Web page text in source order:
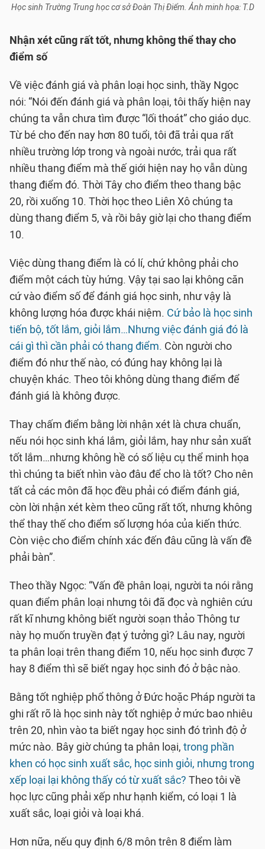
Học sinh Trường Trung học cơ sở Đoàn Thị Điểm. Ảnh minh họa: T.D
Nhận xét cũng rất tốt, nhưng không thể thay cho
điểm số
Về việc đánh giá và phân loại học sinh, thầy Ngọc
nói: “Nói đến đánh giá và phân loại, tôi thấy hiện nay
chúng ta vẫn chưa tìm được “lối thoát” cho giáo dục.
Từ bé cho đến nay hơn 80 tuổi, tôi đã trải qua rất
nhiều trường lớp trong và ngoài nước, trải qua rất
nhiều thang điểm mà thế giới hiện nay họ vẫn dùng
thang điểm đó. Thời Tây cho điểm theo thang bậc
20, rồi xuống 10. Thời học theo Liên Xô chúng ta
dùng thang điểm 5, và rồi bây giờ lại cho thang điểm
10.
Việc dùng thang điểm là có lí, chứ không phải cho
điểm một cách tùy hứng. Vậy tại sao lại không căn
cứ vào điểm số để đánh giá học sinh, như vậy là
không lượng hóa được khái niệm. Cứ bảo là học sinh
tiến bộ, tốt lắm, giỏi lắm…Nhưng việc đánh giá đó là
cái gì thì cần phải có thang điểm. Còn người cho
điểm đó như thế nào, có đúng hay không lại là
chuyện khác. Theo tôi không dùng thang điểm để
đánh giá là không được.
Thay chấm điểm bằng lời nhận xét là chưa chuẩn,
nếu nói học sinh khá lắm, giỏi lắm, hay như sản xuất
tốt lắm…nhưng không hề có số liệu cụ thể minh họa
thì chúng ta biết nhìn vào đâu để cho là tốt? Cho nên
tất cả các môn đã học đều phải có điểm đánh giá,
còn lời nhận xét kèm theo cũng rất tốt, nhưng không
thể thay thế cho điểm số lượng hóa của kiến thức.
Còn việc cho điểm chính xác đến đâu cũng là vấn đề
phải bàn”.
Theo thầy Ngọc: “Vấn đề phân loại, người ta nói rằng
quan điểm phân loại nhưng tôi đã đọc và nghiên cứu
rất kĩ nhưng không biết người soạn thảo Thông tư
này họ muốn truyền đạt ý tưởng gì? Lâu nay, người
ta phân loại trên thang điểm 10, nếu học sinh được 7
hay 8 điểm thì sẽ biết ngay học sinh đó ở bậc nào.
Bằng tốt nghiệp phổ thông ở Đức hoặc Pháp người ta
ghi rất rõ là học sinh này tốt nghiệp ở mức bao nhiêu
trên 20, nhìn vào ta biết ngay học sinh đó trình độ ở
mức nào. Bây giờ chúng ta phân loại, trong phần
khen có học sinh xuất sắc, học sinh giỏi, nhưng trong
xếp loại lại không thấy có từ xuất sắc? Theo tôi về
học lực cũng phải xếp như hạnh kiểm, có loại 1 là
xuất sắc, loại giỏi và loại khá.
Hơn nữa, nếu quy định 6/8 môn trên 8 điểm làm